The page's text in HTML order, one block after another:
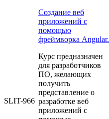
SLIT-966
Создание веб
приложений с
помощью
фреймворка Angular.
Курс предназначен
для разработчиков
ПО, желающих
получить
представление о
разработке веб
приложений с